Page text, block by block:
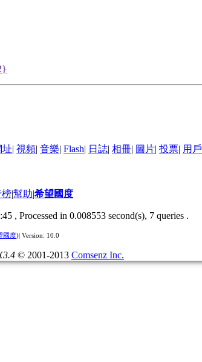
址| 視頻| 音樂| Flash| 日誌| 相冊| 圖片| 投票| 用戶
榜|幫助|希望國度
, Processed in 0.008553 second(s), 7 queries .
國度)| Version: 10.0
© 2001-2013 Comsenz Inc.